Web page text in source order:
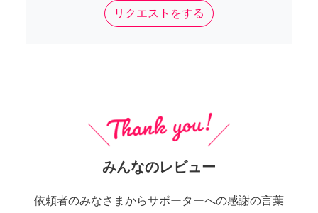
リクエストをする
みんなのレビュー
依頼者のみなさまからサポーターへの感謝の言葉